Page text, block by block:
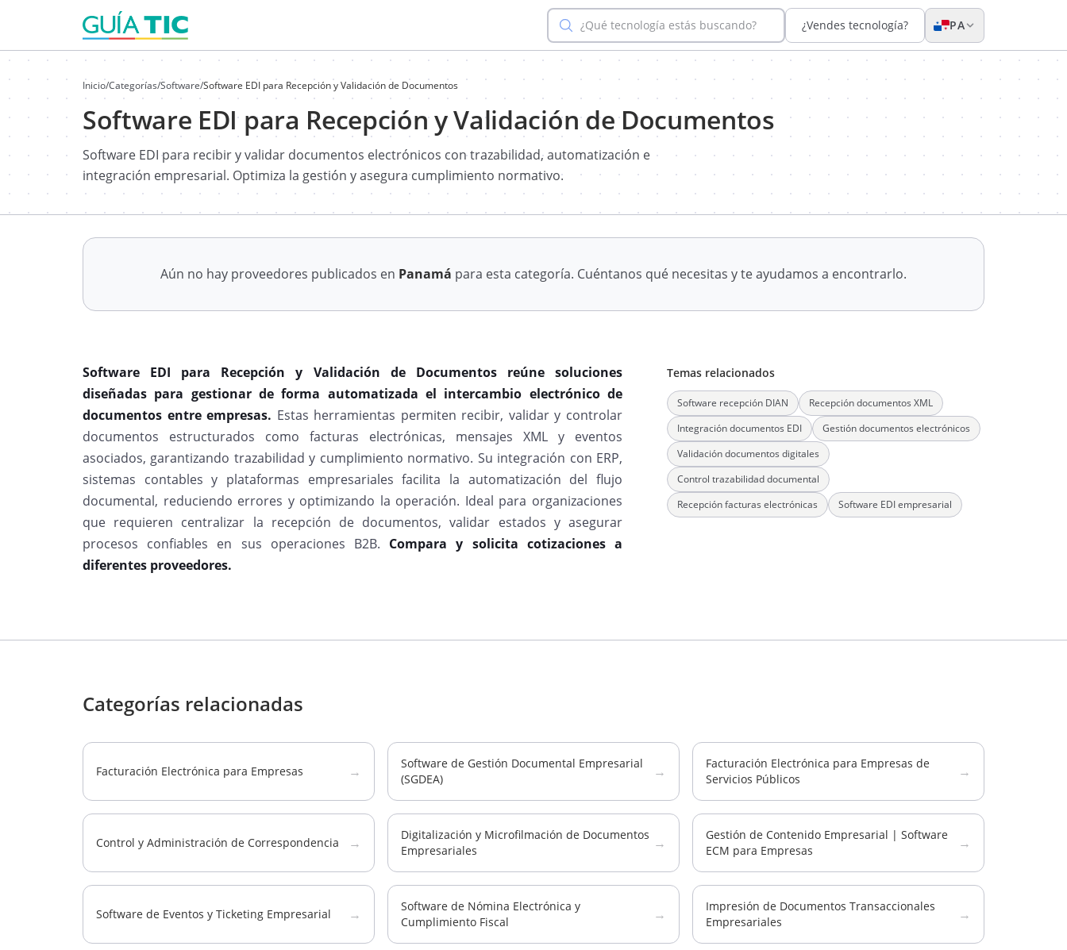
¿Qué tecnología estás buscando? ¿Vendes tecnología? PA
Inicio/Categorías/Software/Software EDI para Recepción y Validación de Documentos
Software EDI para Recepción y Validación de Documentos
Software EDI para recibir y validar documentos electrónicos con trazabilidad, automatización e
integración empresarial. Optimiza la gestión y asegura cumplimiento normativo.
Aún no hay proveedores publicados en Panamá para esta categoría. Cuéntanos qué necesitas y te ayudamos a encontrarlo.
Software EDI para Recepción y Validación de Documentos reúne soluciones
diseñadas para gestionar de forma automatizada el intercambio electrónico de
documentos entre empresas. Estas herramientas permiten recibir, validar y controlar
documentos estructurados como facturas electrónicas, mensajes XML y eventos
asociados, garantizando trazabilidad y cumplimiento normativo. Su integración con ERP,
sistemas contables y plataformas empresariales facilita la automatización del flujo
documental, reduciendo errores y optimizando la operación. Ideal para organizaciones
que requieren centralizar la recepción de documentos, validar estados y asegurar
procesos confiables en sus operaciones B2B. Compara y solicita cotizaciones a
diferentes proveedores.
Temas relacionados
Software recepción DIAN
Recepción documentos XML
Integración documentos EDI
Gestión documentos electrónicos
Validación documentos digitales
Control trazabilidad documental
Recepción facturas electrónicas
Software EDI empresarial
Categorías relacionadas
Facturación Electrónica para Empresas →
Software de Gestión Documental Empresarial
(SGDEA)
→
Facturación Electrónica para Empresas de
Servicios Públicos
→
Control y Administración de Correspondencia →
Digitalización y Microfilmación de Documentos
Empresariales
→
Gestión de Contenido Empresarial | Software
ECM para Empresas
→
Software de Eventos y Ticketing Empresarial →
Software de Nómina Electrónica y
Cumplimiento Fiscal
→
Impresión de Documentos Transaccionales
Empresariales
→